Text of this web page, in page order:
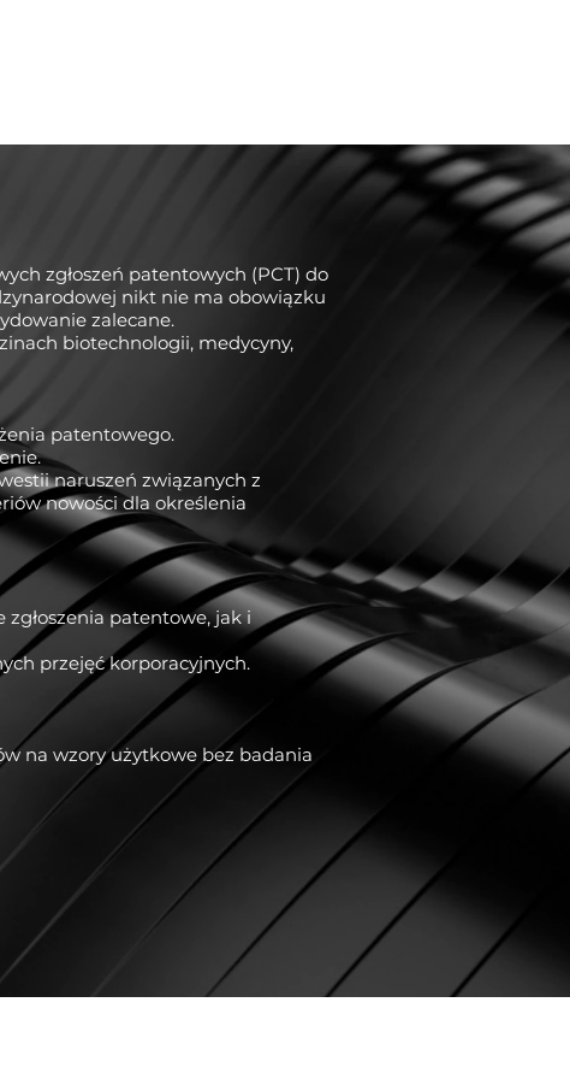
zgłoszeń patentowych (PCT) do
nikt nie ma obowiązku
zalecane.
biotechnologii, medycyny,
patentowego.
naruszeń związanych z
nowości dla określenia
patentowe, jak i
przejęć korporacyjnych.
na wzory użytkowe bez badania